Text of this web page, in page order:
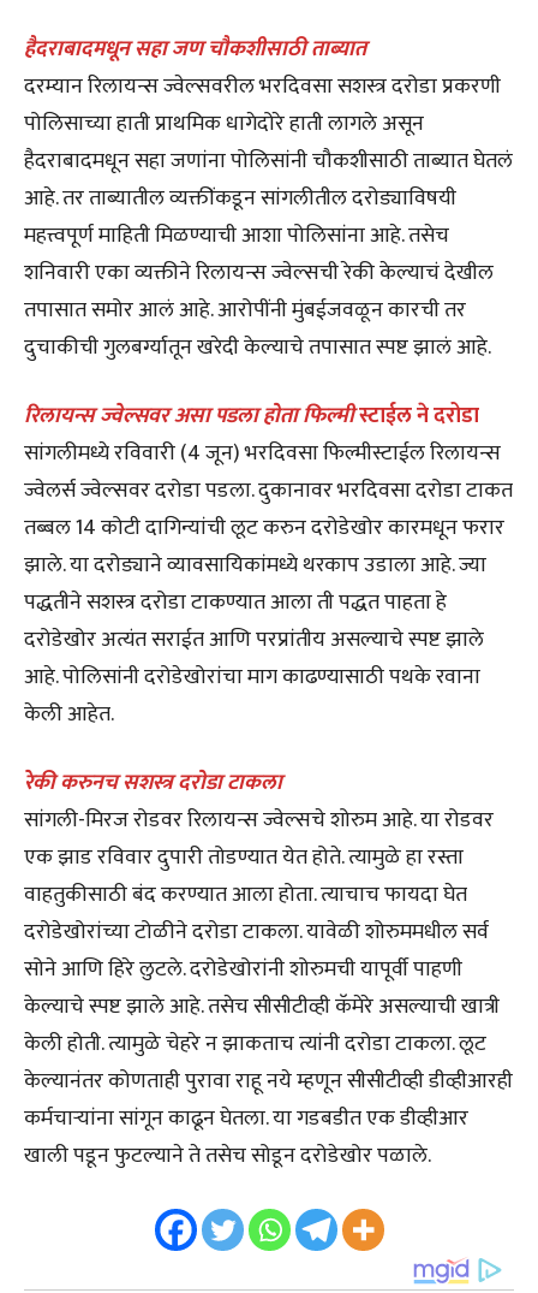
हैदराबादमधून सहा जण चौकशीसाठी ताब्यात
दरम्यान रिलायन्स ज्वेल्सवरील भरदिवसा सशस्त्र दरोडा प्रकरणी
पोलिसाच्या हाती प्राथमिक धागेदोरे हाती लागले असून
हैदराबादमधून सहा जणांना पोलिसांनी चौकशीसाठी ताब्यात घेतलं
आहे. तर ताब्यातील व्यक्तींकडून सांगलीतील दरोड्याविषयी
महत्त्वपूर्ण माहिती मिळण्याची आशा पोलिसांना आहे. तसेच
शनिवारी एका व्यक्तीने रिलायन्स ज्वेल्सची रेकी केल्याचं देखील
तपासात समोर आलं आहे. आरोपींनी मुंबईजवळून कारची तर
दुचाकीची गुलबर्ग्यातून खरेदी केल्याचे तपासात स्पष्ट झालं आहे.
रिलायन्स ज्वेल्सवर असा पडला होता फिल्मीस्टाईल नेदरोडा
सांगलीमध्ये रविवारी (4 जून) भरदिवसा फिल्मीस्टाईल रिलायन्स
ज्वेलर्स ज्वेल्सवर दरोडा पडला. दुकानावर भरदिवसा दरोडा टाकत
तब्बल 14 कोटी दागिन्यांची लूट करुन दरोडेखोर कारमधून फरार
झाले. या दरोड्याने व्यावसायिकांमध्ये थरकाप उडाला आहे. ज्या
पद्धतीने सशस्त्र दरोडा टाकण्यात आला ती पद्धत पाहता हे
दरोडेखोर अत्यंत सराईत आणि परप्रांतीय असल्याचे स्पष्ट झाले
आहे. पोलिसांनी दरोडेखोरांचा माग काढण्यासाठी पथके रवाना
केली आहेत.
रेकी करुनच सशस्त्र दरोडा टाकला
सांगली-मिरज रोडवर रिलायन्स ज्वेल्सचे शोरुम आहे. या रोडवर
एक झाड रविवार दुपारी तोडण्यात येत होते. त्यामुळे हा रस्ता
वाहतुकीसाठी बंद करण्यात आला होता. त्याचाच फायदा घेत
दरोडेखोरांच्या टोळीने दरोडा टाकला. यावेळी शोरुममधील सर्व
सोने आणि हिरे लुटले. दरोडेखोरांनी शोरुमची यापूर्वी पाहणी
केल्याचे स्पष्ट झाले आहे. तसेच सीसीटीव्ही कॅमेरे असल्याची खात्री
केली होती. त्यामुळे चेहरे न झाकताच त्यांनी दरोडा टाकला. लूट
केल्यानंतर कोणताही पुरावा राहू नये म्हणून सीसीटीव्ही डीव्हीआरही
कर्मचाऱ्यांना सांगून काढून घेतला. या गडबडीत एक डीव्हीआर
खाली पडून फुटल्याने ते तसेच सोडून दरोडेखोर पळाले.